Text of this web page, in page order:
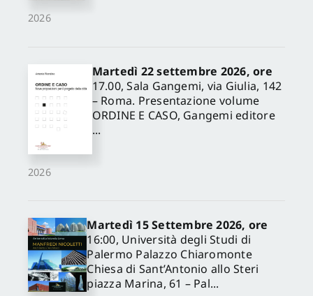
2026
2026
Martedì 22 settembre 2026, ore
17.00, Sala Gangemi, via Giulia, 142
– Roma. Presentazione volume
ORDINE E CASO, Gangemi editore
...
Martedì 15 Settembre 2026, ore
16:00, Università degli Studi di
Palermo Palazzo Chiaromonte
Chiesa di Sant’Antonio allo Steri
piazza Marina, 61 – Pal...